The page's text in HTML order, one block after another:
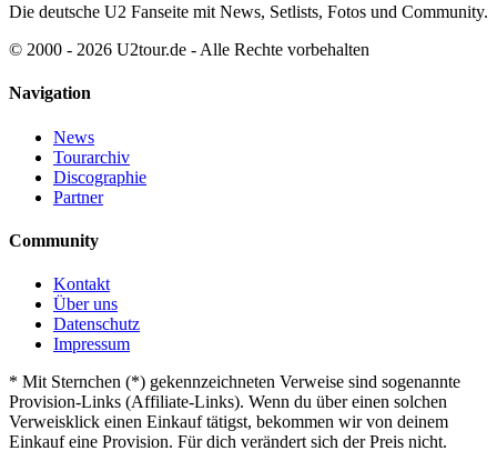
Die deutsche U2 Fanseite mit News, Setlists, Fotos und Community.
© 2000 - 2026 U2tour.de - Alle Rechte vorbehalten
Navigation
News
Tourarchiv
Discographie
Partner
Community
Kontakt
Über uns
Datenschutz
Impressum
* Mit Sternchen (*) gekennzeichneten Verweise sind sogenannte
Provision-Links (Affiliate-Links). Wenn du über einen solchen
Verweisklick einen Einkauf tätigst, bekommen wir von deinem
Einkauf eine Provision. Für dich verändert sich der Preis nicht.